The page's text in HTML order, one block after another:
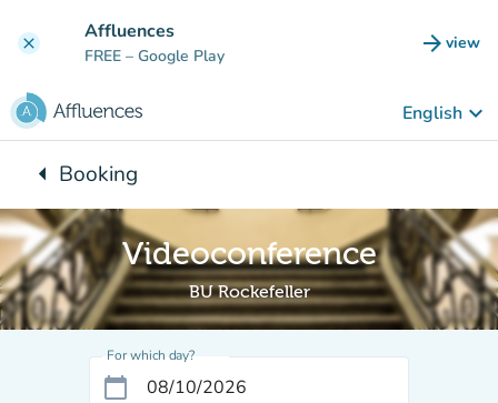
clear Affluences
FREE – Google Play arrow_forward view
(new
English keyboard_arrow_down
arrow_leftBack to:
Booking
Videoconference
BU Rockefeller
For which day?
calendar_today